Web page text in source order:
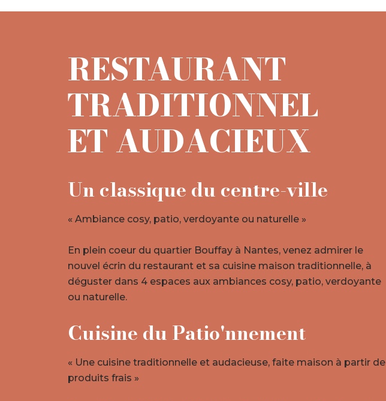
RESTAURANT
TRADITIONNEL
ET AUDACIEUX
Un classique du centre-ville
« Ambiance cosy, patio, verdoyante ou naturelle »
En plein coeur du quartier Bouffay à Nantes, venez admirer le
nouvel écrin du restaurant et sa cuisine maison traditionnelle, à
déguster dans 4 espaces aux ambiances cosy, patio, verdoyante
ou naturelle.
Cuisine du Patio'nnement
« Une cuisine traditionnelle et audacieuse, faite maison à partir de
produits frais »